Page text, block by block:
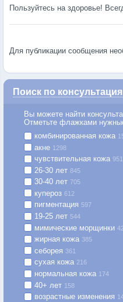
Пользуйтесь на здоровье!
Для публикации сообщения
Поиск по
Вы можете найти
Отметьте флажками
комбинированная кожа
акне 1298
чувствительная кожа 951
26-30 лет 845
30-40 лет 705
купероз 612
пигментация 597
19-25 лет 544
мимические морщинки
жирная кожа 385
себорея 361
сухая кожа 216
нормальная кожа 174
40+ лет 158
возрастные изменения